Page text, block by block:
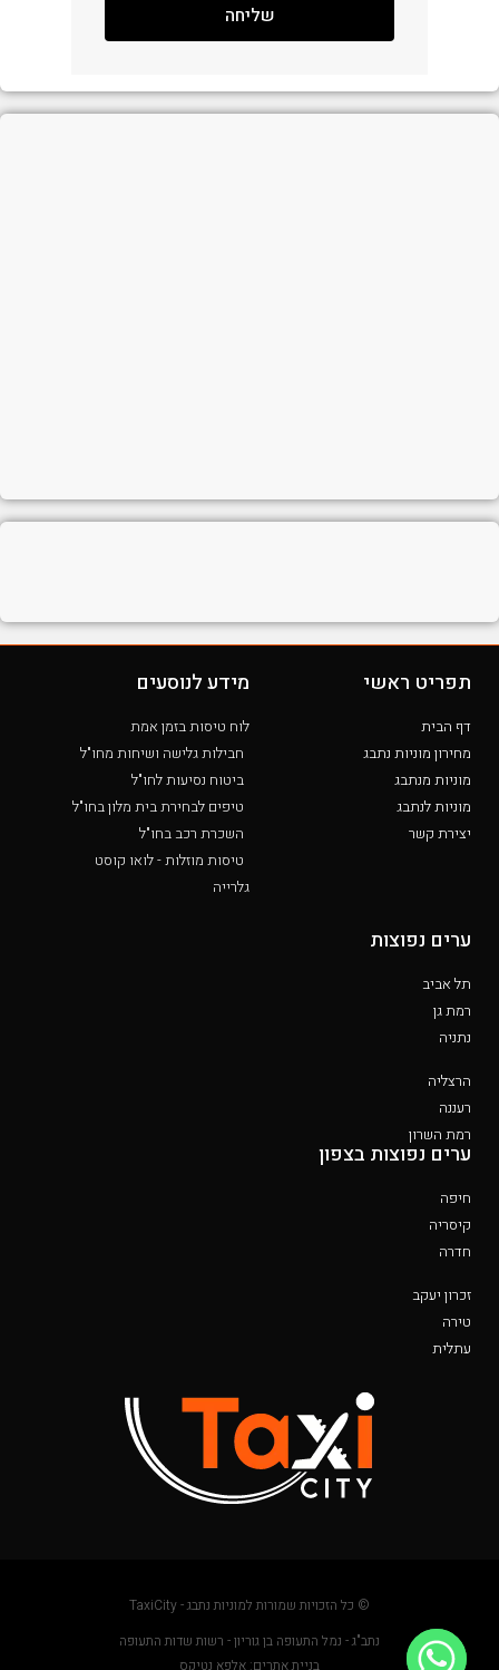
שליחה
תפריט ראשי
דף הבית
מחירון מוניות נתבג
מוניות מנתבג
מוניות לנתבג
יצירת קשר
מידע לנוסעים
לוח טיסות בזמן אמת
חבילות גלישה ושיחות מחו"ל
ביטוח נסיעות לחו"ל
טיפים לבחירת בית מלון בחו"ל
השכרת רכב בחו"ל
טיסות מוזלות - לואו קוסט
גלרייה
ערים נפוצות
תל אביב
רמת גן
נתניה
הרצליה
רעננה
רמת השרון
ערים נפוצות בצפון
חיפה
קיסריה
חדרה
זכרון יעקב
טירה
עתלית
© כל הזכויות שמורות למוניות נתבג - TaxiCity
נתב"ג - נמל התעופה בן גוריון - רשות שדות התעופה
בניית אתרים: אלפא נטיקס